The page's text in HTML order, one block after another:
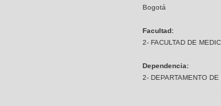
Bogotá
Facultad:
2- FACULTAD DE
Dependencia:
2- DEPARTAMENTO DE